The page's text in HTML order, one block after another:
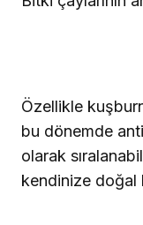
Özellikle
bu dönemde
olarak
kendinize doğal